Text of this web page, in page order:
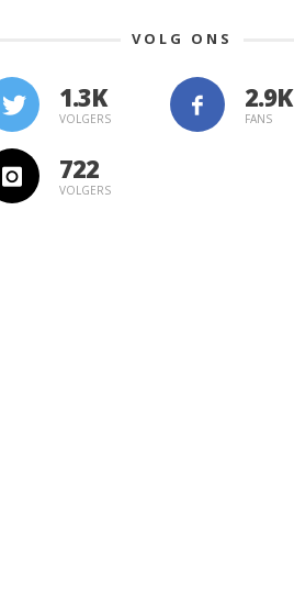
VOLG ONS
1.3K
VOLGERS FANS
722
VOLGERS